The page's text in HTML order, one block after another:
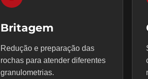
Britagem
Redução e preparação das
rochas para atender diferentes
granulometrias.